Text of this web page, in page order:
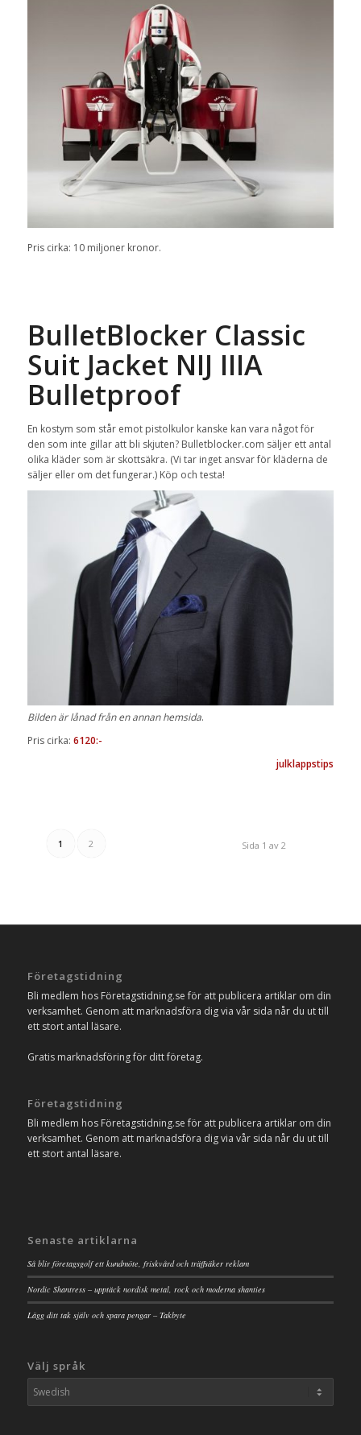
Pris cirka: 10 miljoner kronor.
BulletBlocker Classic
Suit Jacket NIJ IIIA
Bulletproof
En kostym som står emot pistolkulor kanske kan vara något för
den som inte gillar att bli skjuten? Bulletblocker.com säljer ett antal
olika kläder som är skottsäkra. (Vi tar inget ansvar för kläderna de
säljer eller om det fungerar.) Köp och testa!
Bilden är lånad från en annan hemsida.
Pris cirka: 6120:-
julklappstips
Sida 1 av 2
1 2
Företagstidning
Bli medlem hos Företagstidning.se för att publicera artiklar om din
verksamhet. Genom att marknadsföra dig via vår sida når du ut till
ett stort antal läsare.
Gratis marknadsföring för ditt företag.
Företagstidning
Bli medlem hos Företagstidning.se för att publicera artiklar om din
verksamhet. Genom att marknadsföra dig via vår sida når du ut till
ett stort antal läsare.
Senaste artiklarna
Så blir företagsgolf ett kundmöte, friskvård och träffsäker reklam
Nordic Shantress – upptäck nordisk metal, rock och moderna shanties
Lägg ditt tak själv och spara pengar – Takbyte
Välj språk